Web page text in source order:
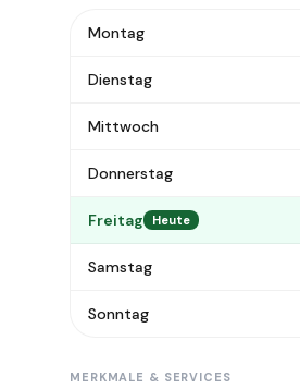
Montag
Dienstag
Mittwoch
Donnerstag
Freitag Heute
Samstag
Sonntag
MERKMALE & SERVICES